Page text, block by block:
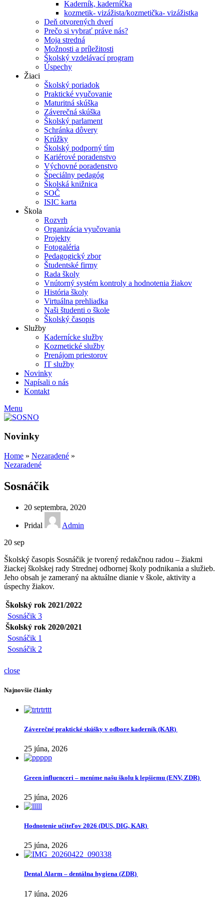
Kaderník, kaderníčka
kozmetik- vizážista/kozmetička- vizážistka
Deň otvorených dverí
Prečo si vybrať práve nás?
Moja stredná
Možnosti a príležitosti
Školský vzdelávací program
Úspechy
Žiaci
Školský poriadok
Praktické vyučovanie
Maturitná skúška
Záverečná skúška
Školský parlament
Schránka dôvery
Krúžky
Školský podporný tím
Kariérové poradenstvo
Výchovné poradenstvo
Špeciálny pedagóg
Školská knižnica
SOČ
ISIC karta
Škola
Rozvrh
Organizácia vyučovania
Projekty
Fotogaléria
Pedagogický zbor
Študentské firmy
Rada školy
Vnútorný systém kontroly a hodnotenia žiakov
História školy
Virtuálna prehliadka
Naši študenti o škole
Školský časopis
Služby
Kadernícke služby
Kozmetické služby
Prenájom priestorov
IT služby
Novinky
Napísali o nás
Kontakt
Menu
Novinky
Home » Nezaradené »
Nezaradené
Sosnáčik
20 septembra, 2020
Pridal
Admin
20 sep
Školský časopis Sosnáčik je tvorený redakčnou radou – žiakmi
žiackej školskej rady Strednej odbornej školy podnikania a služieb.
Jeho obsah je zameraný na aktuálne dianie v škole, aktivity a
úspechy žiakov.
Školský rok 2021/2022
Sosnáčik 3
Školský rok 2020/2021
Sosnáčik 1
Sosnáčik 2
close
Najnovšie články
Záverečné praktické skúšky v odbore kaderník (KAR)
25 júna, 2026
Green influenceri – meníme našu školu k lepšiemu (ENV, ZDR)
25 júna, 2026
Hodnotenie učiteľov 2026 (DUS, DIG, KAR)
25 júna, 2026
Dental Alarm – dentálna hygiena (ZDR)
17 júna, 2026